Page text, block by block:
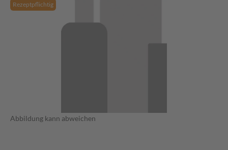
Rezeptpflichtig
Abbildung kann abweichen